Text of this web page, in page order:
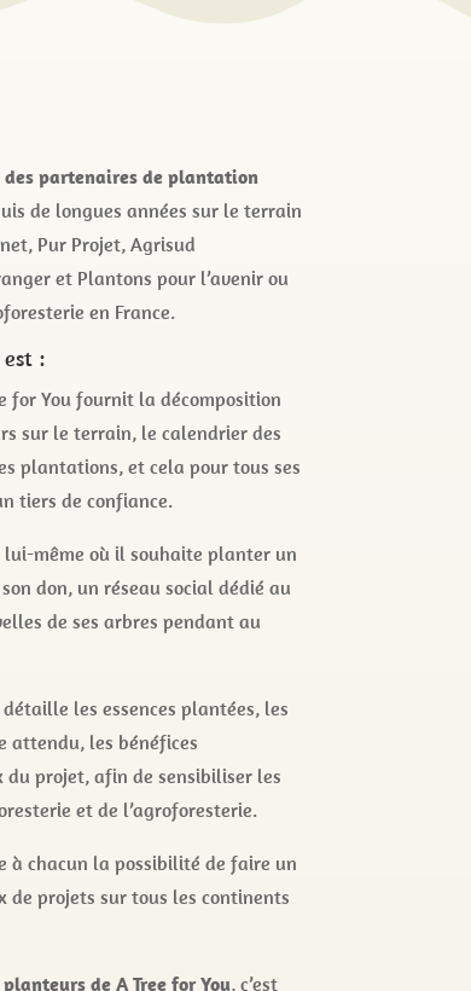
des partenaires de plantation
de longues années sur le terrain
Pur Projet, Agrisud
et Plantons pour l’avenir ou
en France.
est :
for You fournit la décomposition
sur le terrain, le calendrier des
plantations, et cela pour tous ses
tiers de confiance.
même où il souhaite planter un
don, un réseau social dédié au
de ses arbres pendant au
les essences plantées, les
attendu, les bénéfices
projet, afin de sensibiliser les
et de l’agroforesterie.
à chacun la possibilité de faire un
projets sur tous les continents
de A Tree for You, c’est